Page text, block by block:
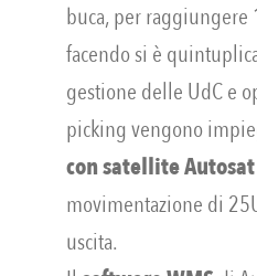
buca, per raggiungere
facendo si è
gestione delle UdC e
picking vengono
con satellite
movimentazione di
uscita.